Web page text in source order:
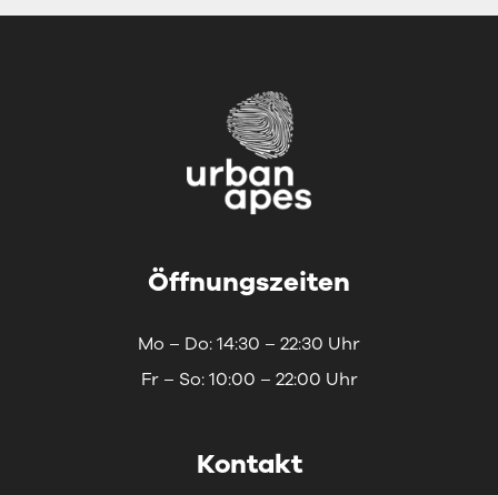
Öffnungszeiten
Mo – Do: 14:30 – 22:30 Uhr
Fr – So: 10:00 – 22:00 Uhr
Kontakt